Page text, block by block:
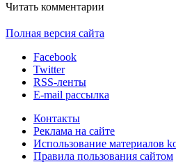
Читать комментарии
Полная версия сайта
Facebook
Twitter
RSS-ленты
E-mail рассылка
Контакты
Реклама на сайте
Использование материалов
Правила пользования сайтом